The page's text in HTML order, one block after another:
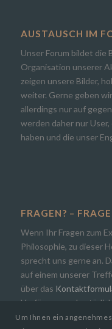
AUSTAUSCH IM
Unser Forum bildet die
Organisation unserer
zeigen unsere Bilder,
weiter. Gerne geben
allerdings nur auf
werden daher nur
haben und die unser
FRAGEN? –
Wenn Ihr Fragen zum
Philosophie, zu dieser
sprecht uns gerne an.
auf einem unserer
über das
Verfügung und
Um Ihnen ein